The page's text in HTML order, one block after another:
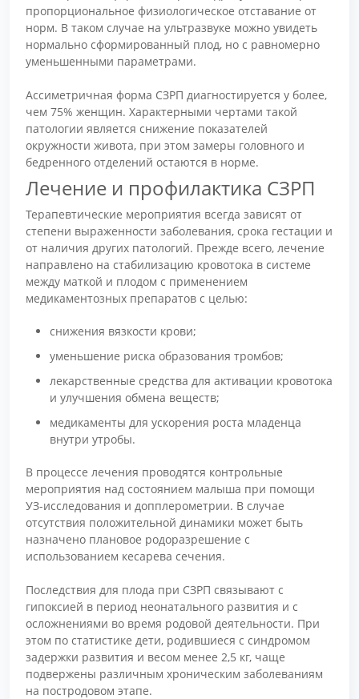
пропорциональное физиологическое отставание от
норм. В таком случае на ультразвуке можно увидеть
нормально сформированный плод, но с равномерно
уменьшенными параметрами.
Ассиметричная форма СЗРП диагностируется у более,
чем 75% женщин. Характерными чертами такой
патологии является снижение показателей
окружности живота, при этом замеры головного и
бедренного отделений остаются в норме.
Лечение и профилактика СЗРП
Терапевтические мероприятия всегда зависят от
степени выраженности заболевания, срока гестации и
от наличия других патологий. Прежде всего, лечение
направлено на стабилизацию кровотока в системе
между маткой и плодом с применением
медикаментозных препаратов с целью:
снижения вязкости крови;
уменьшение риска образования тромбов;
лекарственные средства для активации кровотока
и улучшения обмена веществ;
медикаменты для ускорения роста младенца
внутри утробы.
В процессе лечения проводятся контрольные
мероприятия над состоянием малыша при помощи
УЗ-исследования и допплерометрии. В случае
отсутствия положительной динамики может быть
назначено плановое родоразрешение с
использованием кесарева сечения.
Последствия для плода при СЗРП связывают с
гипоксией в период неонатального развития и с
осложнениями во время родовой деятельности. При
этом по статистике дети, родившиеся с синдромом
задержки развития и весом менее 2,5 кг, чаще
подвержены различным хроническим заболеваниям
на постродовом этапе.